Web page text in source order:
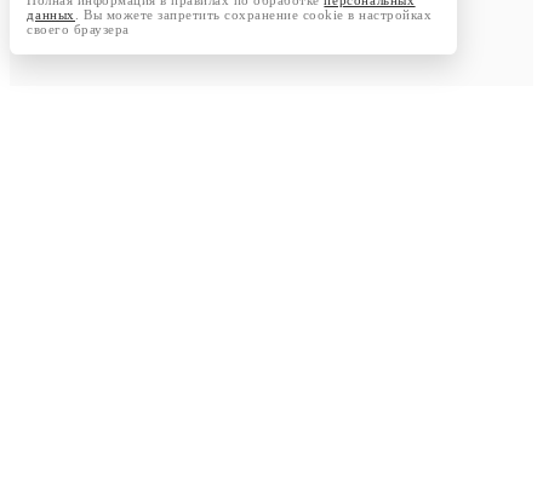
данных
. Вы можете запретить сохранение cookie в настройках
своего браузера